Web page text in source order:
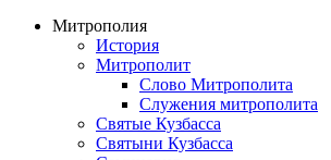
Митрополия
История
Митрополит
Слово Митрополита
Служения митрополита
Святые Кузбасса
Святыни Кузбасса